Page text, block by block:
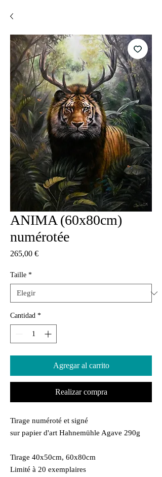
ANIMA (60x80cm)
numérotée
265,00 €Precio
Taille *
Cantidad *
Agregar al carrito
Realizar compra
Tirage numéroté et signé
sur papier d'art Hahnemühle Agave 290g
Tirage 40x50cm, 60x80cm
Limité à 20 exemplaires